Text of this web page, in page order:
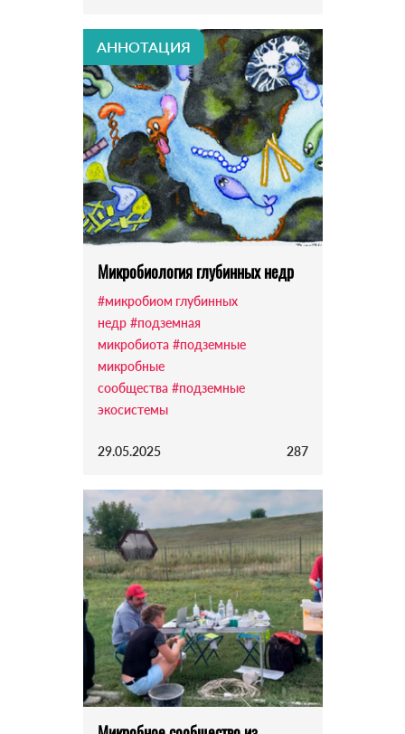
АННОТАЦИЯ
Микробиология глубинных недр
#микробиом глубинных
недр #подземная
микробиота #подземные
микробные
сообщества #подземные
экосистемы
29.05.2025 287